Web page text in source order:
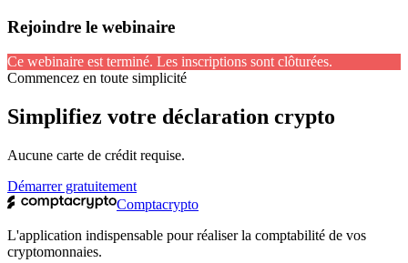
Rejoindre le webinaire
Ce webinaire est terminé. Les inscriptions sont clôturées.
Commencez en toute simplicité
Simplifiez votre déclaration crypto
Aucune carte de crédit requise.
Démarrer gratuitement
Comptacrypto
L'application indispensable pour réaliser la comptabilité de vos
cryptomonnaies.